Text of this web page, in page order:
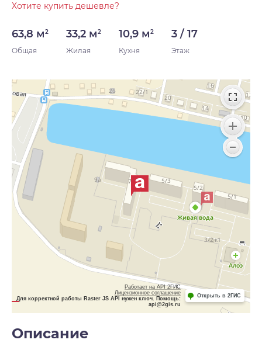
Хотите купить дешевле?
63,8 м2
Общая
33,2 м2
Жилая
10,9 м2
Кухня
3 / 17
Этаж
Работает на API 2ГИС
Лицензионное соглашение
Для корректной работы Raster JS API нужен ключ. Помощь:
api@2gis.ru
Открыть в 2ГИС
Описание